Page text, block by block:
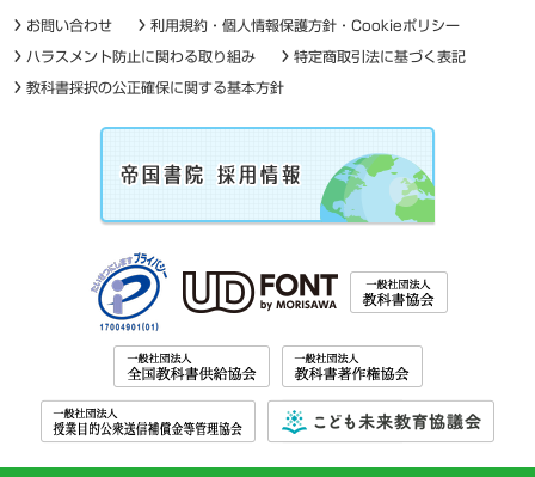
お問い合わせ 利用規約・個人情報保護方針・Cookieポリシー
ハラスメント防止に関わる取り組み 特定商取引法に基づく表記
教科書採択の公正確保に関する基本方針